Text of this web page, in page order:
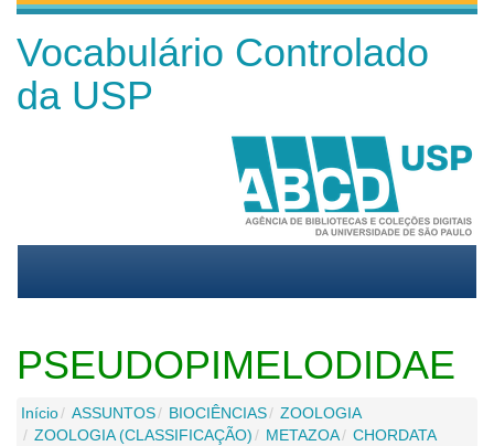
Vocabulário Controlado
da USP
PSEUDOPIMELODIDAE
Início ASSUNTOS BIOCIÊNCIAS
ZOOLOGIA
ZOOLOGIA (CLASSIFICAÇÃO)
METAZOA
CHORDATA